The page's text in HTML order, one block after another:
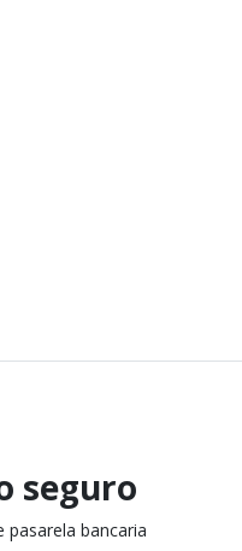
seguro
pasarela bancaria